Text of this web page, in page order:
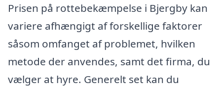
Prisen på rottebekæmpelse i Bjergby kan
variere afhængigt af forskellige faktorer
såsom omfanget af problemet, hvilken
metode der anvendes, samt det firma, du
vælger at hyre. Generelt set kan du